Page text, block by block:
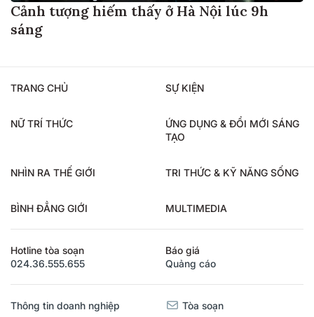
Cảnh tượng hiếm thấy ở Hà Nội lúc 9h
sáng
TRANG CHỦ SỰ KIỆN
NỮ TRÍ THỨC
ỨNG DỤNG & ĐỔI MỚI SÁNG
TẠO
NHÌN RA THẾ GIỚI TRI THỨC & KỸ NĂNG SỐNG
BÌNH ĐẲNG GIỚI MULTIMEDIA
Hotline tòa soạn
024.36.555.655
Báo giá
Quảng cáo
Thông tin doanh nghiệp Tòa soạn